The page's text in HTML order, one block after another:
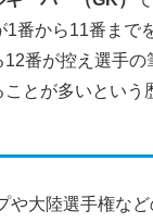
1番から11番まで
番が控え選手の
とが多いという
や大陸選手権な